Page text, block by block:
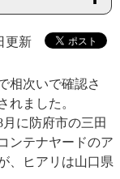
更新
相次いで確認さ
れました。
に防府市の三田
ンテナヤードのア
、ヒアリは山口県